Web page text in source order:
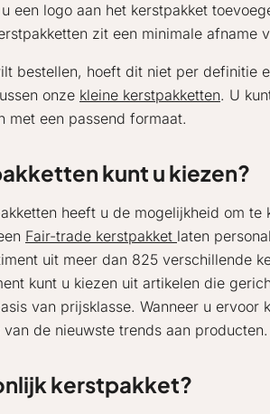
een logo aan het kerstpakket
zit een minimale afname
bestellen, hoeft dit niet per definitie
onze kleine kerstpakketten. U
met een passend formaat.
kunt u kiezen?
heeft u de mogelijkheid om
Fair-trade kerstpakket laten
uit meer dan 825 verschillende
kunt u kiezen uit artikelen die
van prijsklasse. Wanneer u ervoor
de nieuwste trends aan producten.
kerstpakket?